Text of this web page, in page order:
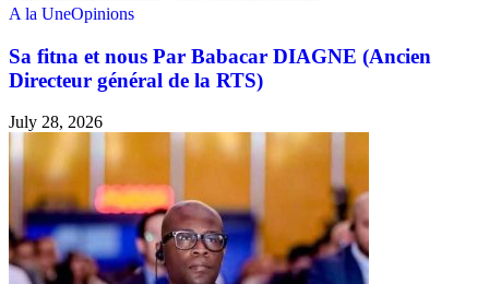
A la UneOpinions
Sa fitna et nous Par Babacar DIAGNE (Ancien
Directeur général de la RTS)
July 28, 2026